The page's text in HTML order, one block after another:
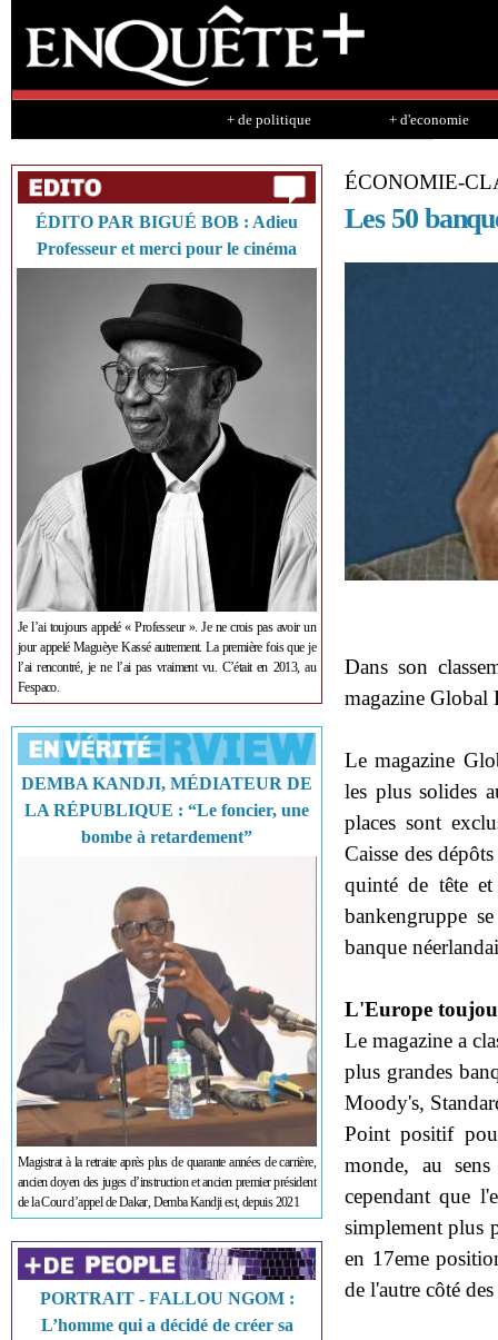
+ de politique + d'economie
ÉDITO PAR BIGUÉ BOB : Adieu
Professeur et merci pour le cinéma
Je l’ai toujours appelé « Professeur ». Je ne crois pas avoir un
jour appelé Maguèye Kassé autrement. La première fois que je
l’ai rencontré, je ne l’ai pas vraiment vu. C’était en 2013, au
Fespaco.
DEMBA KANDJI, MÉDIATEUR DE
LA RÉPUBLIQUE : “Le foncier, une
bombe à retardement”
Magistrat à la retraite après plus de quarante années de carrière,
ancien doyen des juges d’instruction et ancien premier président
de la Cour d’appel de Dakar, Demba Kandji est, depuis 2021
PORTRAIT - FALLOU NGOM :
L’homme qui a décidé de créer sa
ÉCONOMIE-
Les 50
Dans son
magazine Global
Le magazine
les plus solides
places sont
Caisse des
quinté de tête
bankengruppe
banque
L'Europe
Le magazine a
plus grandes
Moody's,
Point positif
monde, au
cependant que
simplement plus
en 17eme
de l'autre côté